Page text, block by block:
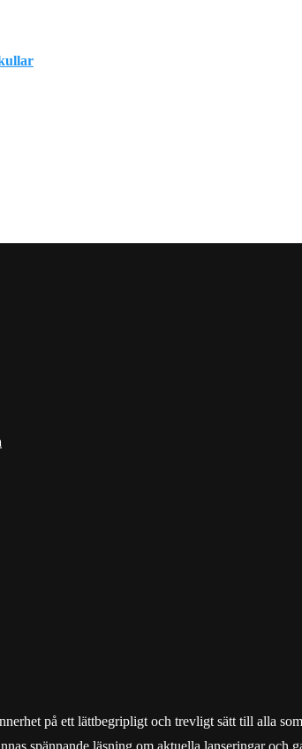
på ett lättbegripligt och trevligt sätt till alla
spännande läsning om aktuella lanseringar och